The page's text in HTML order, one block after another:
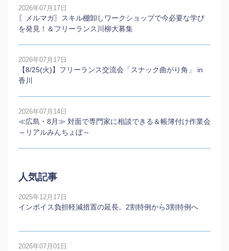
2026年07月17日
〖メルマガ〗スキル棚卸しワークショップで今必要な学び
を発見！＆フリーランス川柳大募集
2026年07月17日
【8/25(火)】フリーランス交流会「スナック曲がり角」 in
香川
2026年07月14日
≪広島・8月≫ 対面で専門家に相談できる＆帳簿付け作業会
～リアルみんちょぼ～
人気記事
2025年12月17日
インボイス負担軽減措置の延長。2割特例から3割特例へ
2026年07月01日